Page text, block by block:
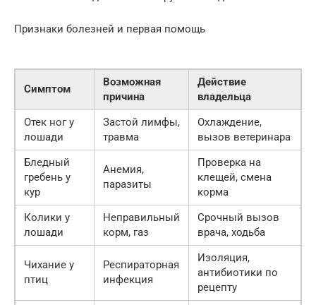
Признаки болезней и первая помощь
Симптом
Возможная
причина
Действие
владельца
Отек ног у
лошади
Застой лимфы,
травма
Охлаждение,
вызов ветеринара
Бледный
гребень у
кур
Анемия,
паразиты
Проверка на
клещей, смена
корма
Колики у
лошади
Неправильный
корм, газ
Срочный вызов
врача, ходьба
Чихание у
птиц
Респираторная
инфекция
Изоляция,
антибиотики по
рецепту